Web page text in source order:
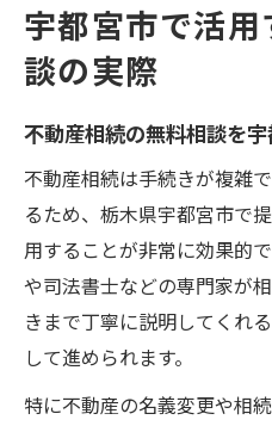
宇都宮市で活
談の実際
不動産相続の無料相談を
不動産相続は手続きが複雑
るため、栃木県宇都宮市で
用することが非常に効果的
や司法書士などの専門家が
きまで丁寧に説明してくれ
して進められます。
特に不動産の名義変更や相